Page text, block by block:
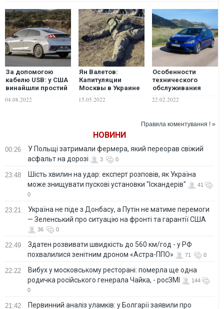
За допомогою
кабелю USB: у США
винайшли простий
автомобілів
04.08.2022
Ян Валетов:
Капитуляции
Москвы в Украине
удовольствием
российских солдат
в перегной, а
технику – в
металлолом
15.05.2022
Особенности
технического
обслуживания
22.02.2022
Правила коментування ! »
НОВИНИ
00:26
У Польщі затримали фермера, який переорав свіжий
асфальт на дорозі
3 0
23:48
Шість хвилин на удар: експерт розповів, як Україна
може знищувати пускові установки "Іскандерів"
41
0
23:21
Україна не піде з Донбасу, а Путін не матиме перемоги
— Зеленський про ситуацію на фронті та гарантії США
36 0
22:49
Здатен розвивати швидкість до 560 км/год - у РФ
похвалилися зенітним дроном «Астра-ППО»
71 0
22:22
Вибух у московському ресторані: померла ще одна
родичка російського генерала Чайка, - росЗМІ
144
0
21:42
Первинний аналіз уламків: у Болгарії заявили про